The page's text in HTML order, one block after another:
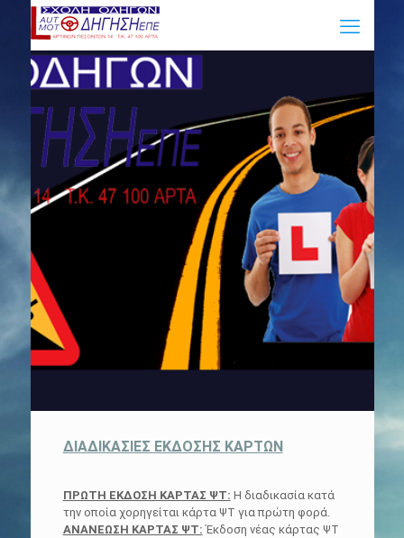
ΔΙΑΔΙΚΑΣΙΕΣ ΕΚΔΟΣΗΣ ΚΑΡΤΩΝ
ΠΡΩΤΗ ΕΚΔΟΣΗ ΚΑΡΤΑΣ ΨΤ: Η διαδικασία κατά
την οποία χορηγείται κάρτα ΨΤ για πρώτη φορά.
ΑΝΑΝΕΩΣΗ ΚΑΡΤΑΣ ΨΤ: Έκδοση νέας κάρτας ΨΤ